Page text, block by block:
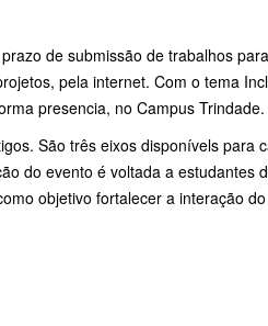
de submissão de trabalhos
pela internet. Com o tema
presencia, no Campus Trindade.
São três eixos disponívels para
do evento é voltada a estudantes
objetivo fortalecer a interação